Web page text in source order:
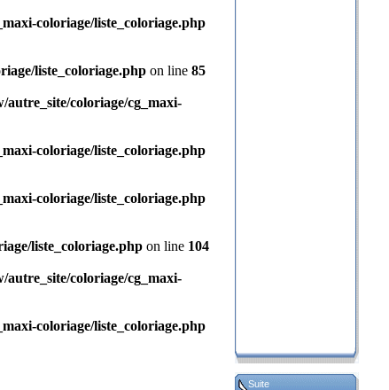
coloriage/liste_coloriage.php
liste_coloriage.phpon line 85
coloriage/cg_maxi-
coloriage/liste_coloriage.php
coloriage/liste_coloriage.php
liste_coloriage.phpon line 104
coloriage/cg_maxi-
coloriage/liste_coloriage.php
Suite